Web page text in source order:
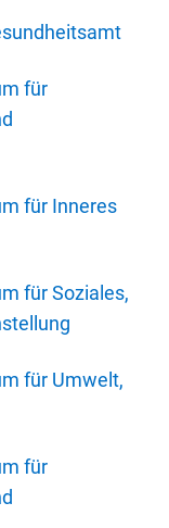
für
für Inneres
für Soziales,
für Umwelt,
für